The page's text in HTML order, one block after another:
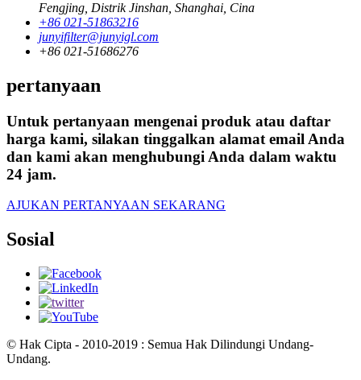
Fengjing, Distrik Jinshan, Shanghai, Cina
+86 021-51863216
junyifilter@junyigl.com
+86 021-51686276
pertanyaan
Untuk pertanyaan mengenai produk atau daftar
harga kami, silakan tinggalkan alamat email Anda
dan kami akan menghubungi Anda dalam waktu
24 jam.
AJUKAN PERTANYAAN SEKARANG
Sosial
© Hak Cipta - 2010-2019 : Semua Hak Dilindungi Undang-
Undang.